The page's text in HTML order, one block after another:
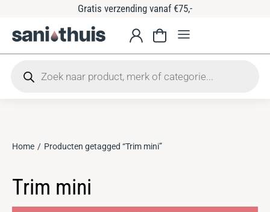
Gratis verzending vanaf €75,-
Je bent hier:
Home Producten getagged “Trim mini”
Trim mini